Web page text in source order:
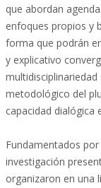
que abordan
enfoques propios y
forma que podrán
y explicativo
metodológico del
capacidad dialógica
Fundamentados
investigación
organizaron en una